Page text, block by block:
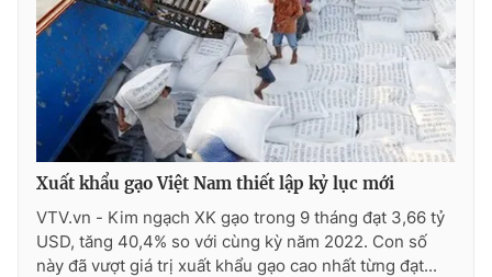
Xuất khẩu gạo Việt Nam thiết lập kỷ lục mới
VTV.vn - Kim ngạch XK gạo trong 9 tháng đạt 3,66 tỷ
USD, tăng 40,4% so với cùng kỳ năm 2022. Con số
này đã vượt giá trị xuất khẩu gạo cao nhất từng đạt...